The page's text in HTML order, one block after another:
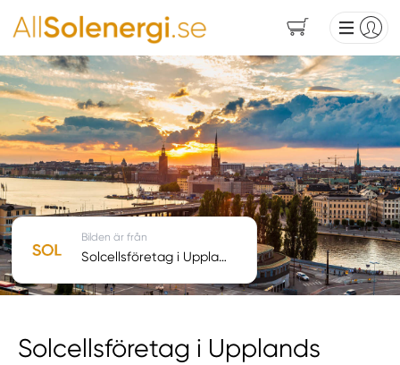
Solcellsföretag i Upplands
Bilden är från
Solcellsföretag i Upplands Väsby